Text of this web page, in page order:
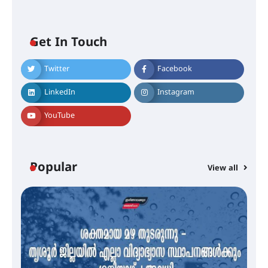
Get In Touch
Twitter Facebook
LinkedIn Instagram
YouTube
Popular View all
സർഗ്ഗസാഹിതി- കവിതാസംഗമം
2026 കവിതാ ചർച്ച കാട്ടൂർ, ടി. കെ.
ബാലൻ ഹാളിൽ 16ന്
എം.ജി. യൂണിവേഴ്‌സിറ്റിയിൽ നിന്ന്
ഇംഗ്ളീഷ് സാഹിത്യത്തിൽ
ഡോക്ടറേറ്റ് നേടിയ എൻ. ആര്യ